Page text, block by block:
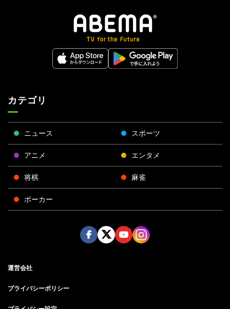
カテゴリ
ニュース スポーツ
アニメ エンタメ
将棋 麻雀
ポーカー
運営会社
プライバシーポリシー